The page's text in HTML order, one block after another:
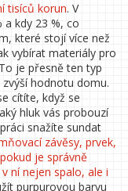
tisíců korun. V
a kdy 23 %, co
které stojí více než
vybírat materiály pro
je přesně ten typ
hodnotu domu.
cítíte, když se
hluk vás probouzí
snažíte sundat
závěsy, prvek,
je správně
ní nejen spalo, ale i
purpurovou barvu